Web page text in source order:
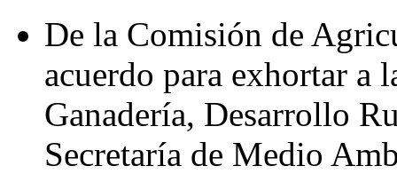
De la Comisión de
acuerdo para exhortar a
Ganadería, Desarrollo
Secretaría de Medio